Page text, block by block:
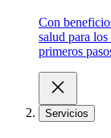
Con
salud para
primeros
Servicios